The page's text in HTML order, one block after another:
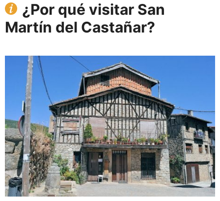
¿Por qué visitar San
Martín del Castañar?